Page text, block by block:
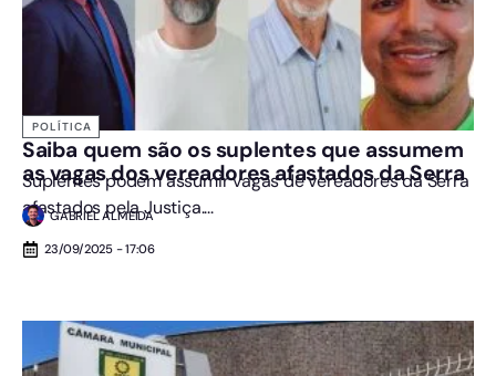
POLÍTICA
Saiba quem são os suplentes que assumem
as vagas dos vereadores afastados da Serra
Suplentes podem assumir vagas de vereadores da Serra
afastados pela Justiça....
GABRIEL ALMEIDA
23/09/2025 - 17:06